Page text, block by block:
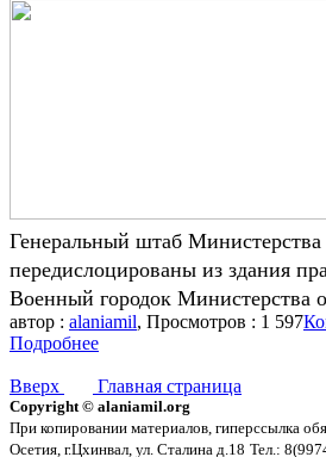
Генеральный штаб
передислоцированы из здания
Военный городок
автор : alaniamil, Просмотров : 1 597
Подробнее
Вверх Главная страница
Copyright © alaniamil.org
При копировании материалов, гиперссылка
Осетия, г.Цхинвал, ул. Сталина д.18 Тел.: